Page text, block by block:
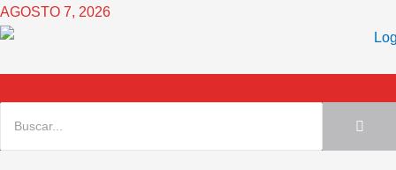
Ir
al
AGOSTO 7, 2026